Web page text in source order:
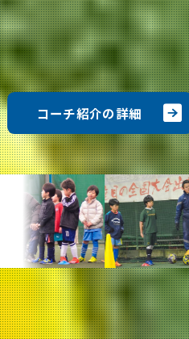
のコーチ陣は、子どもたち
立」を目指せるよう指導し
性の基礎をサッカーを通し
コーチ紹介の詳細